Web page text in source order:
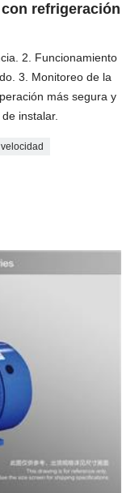
refrigeración
2. Funcionamiento
3. Monitoreo de la
más segura y
instalar.